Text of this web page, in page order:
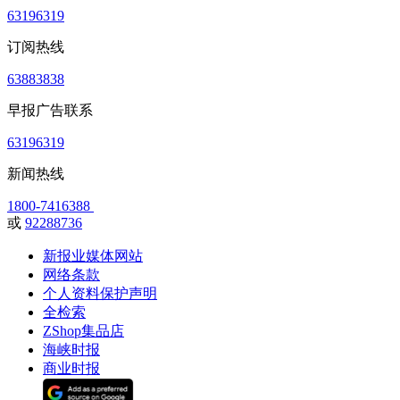
63196319
订阅热线
63883838
早报广告联系
63196319
新闻热线
1800-7416388
或 92288736
新报业媒体网站
网络条款
个人资料保护声明
全检索
ZShop集品店
海峡时报
商业时报